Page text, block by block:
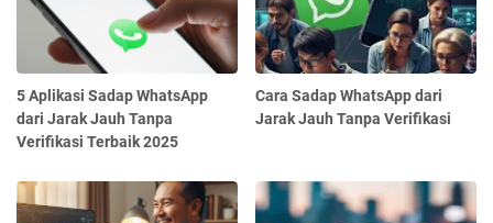
5 Aplikasi Sadap WhatsApp
dari Jarak Jauh Tanpa
Verifikasi Terbaik 2025
Cara Sadap WhatsApp dari
Jarak Jauh Tanpa Verifikasi